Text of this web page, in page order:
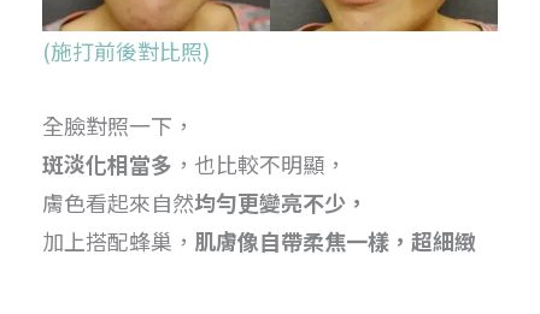
(施打前後對比照)
全臉對照一下，
斑淡化相當多 ，也比較不明顯，
膚色看起來自然均勻更變亮不少，
加上搭配蜂巢， 肌膚像自帶柔焦一樣，超細緻